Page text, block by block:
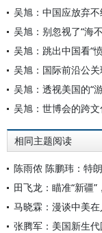
吴旭：中国应放弃
吴旭：别忽视了“海
吴旭：跳出中国看“
吴旭：国际前沿公
吴旭：透视美国的“
吴旭：世博会的跨
相同主题阅读
田飞龙：瞄准“新疆
马晓霖：漫谈中美
张腾军：美国新生